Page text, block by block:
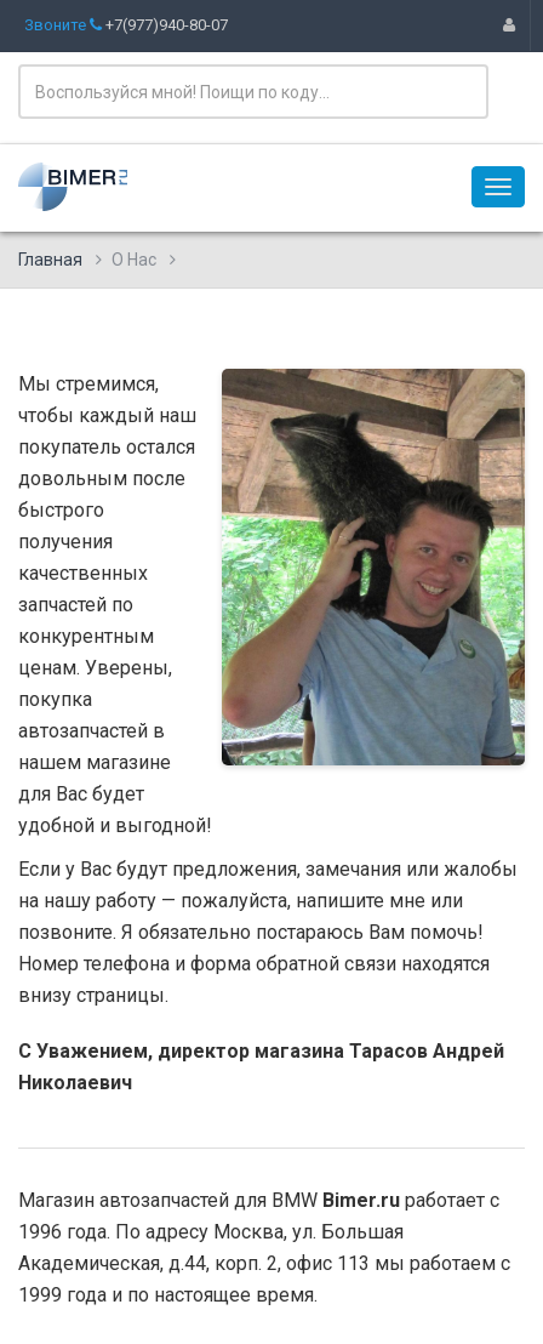
Звоните +7(977)940-80-07
Главная О Нас
Мы стремимся,
чтобы каждый наш
покупатель остался
довольным после
быстрого
получения
качественных
запчастей по
конкурентным
ценам. Уверены,
покупка
автозапчастей в
нашем магазине
для Вас будет
удобной и выгодной!
Если у Вас будут предложения, замечания или жалобы
на нашу работу — пожалуйста, напишите мне или
позвоните. Я обязательно постараюсь Вам помочь!
Номер телефона и форма обратной связи находятся
внизу страницы.
С Уважением, директор магазина Тарасов Андрей
Николаевич
Магазин автозапчастей для BMW Bimer.ru работает с
1996 года. По адресу Москва, ул. Большая
Академическая, д.44, корп. 2, офис 113 мы работаем с
1999 года и по настоящее время.